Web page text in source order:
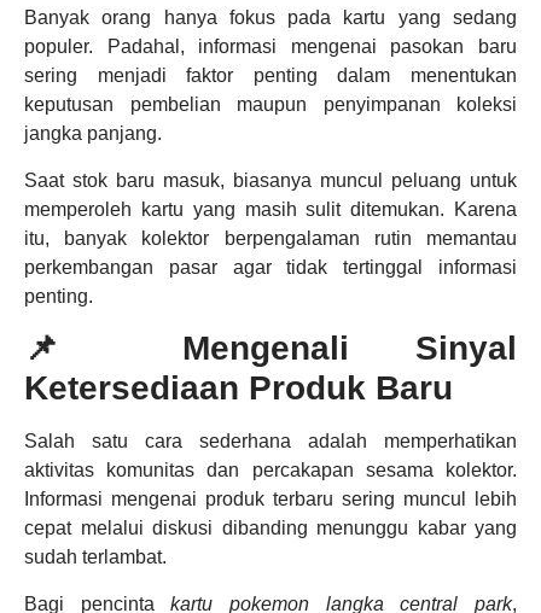
Banyak orang hanya fokus pada kartu yang sedang
populer. Padahal, informasi mengenai pasokan baru
sering menjadi faktor penting dalam menentukan
keputusan pembelian maupun penyimpanan koleksi
jangka panjang.
Saat stok baru masuk, biasanya muncul peluang untuk
memperoleh kartu yang masih sulit ditemukan. Karena
itu, banyak kolektor berpengalaman rutin memantau
perkembangan pasar agar tidak tertinggal informasi
penting.
📌 Mengenali Sinyal
Ketersediaan Produk Baru
Salah satu cara sederhana adalah memperhatikan
aktivitas komunitas dan percakapan sesama kolektor.
Informasi mengenai produk terbaru sering muncul lebih
cepat melalui diskusi dibanding menunggu kabar yang
sudah terlambat.
Bagi pencintakartu pokemon langka central park,